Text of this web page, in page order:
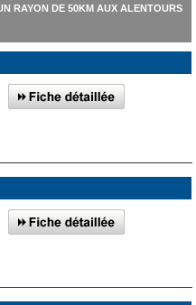
RAYON DE 50KM AUX ALENTOURS